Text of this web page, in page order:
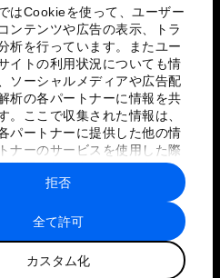
はCookieを使って、ユーザー
ンテンツや広告の表示、トラ
析を行っています。またユー
イトの利用状況についても情
ソーシャルメディアや広告配
析の各パートナーに情報を共
。ここで収集された情報は、
パートナーに提供した他の情
ナーのサービスを使用した際
情報と組み合わされ、各パー
て使用されることがありま
全て許可
カスタム化
拒否
リシーと利用規約
トマップ
経済フォーラム